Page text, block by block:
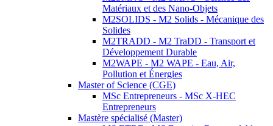
Matériaux et des Nano-Objets
M2SOLIDS - M2 Solids - Mécanique des
Solides
M2TRADD - M2 TraDD - Transport et
Développement Durable
M2WAPE - M2 WAPE - Eau, Air,
Pollution et Énergies
Master of Science (CGE)
MSc Entrepreneurs - MSc X-HEC
Entrepreneurs
Mastère spécialisé (Master)